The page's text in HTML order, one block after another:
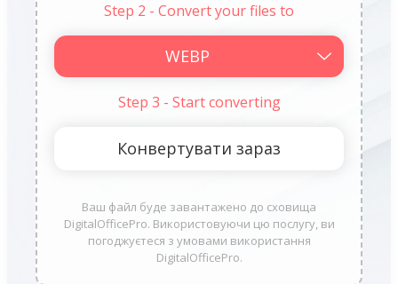
Step 2 - Convert your files to
Step 3 - Start converting
Ваш файл буде завантажено до сховища
DigitalOfficePro. Використовуючи цю послугу, ви
погоджуєтеся з умовами використання
DigitalOfficePro.